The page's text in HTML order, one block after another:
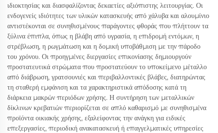
ιδιοκτησίας και διασφαλίζοντας δεκαετίες αξιόπιστης λειτουργίας. Οι
ενδογενείς ιδιότητες των υλικών κατασκευής από χάλυβα και αλουμίνιο
αντιστέκονται σε συνηθισμένους παράγοντες φθοράς που πλήττουν τα
ξύλινα έπιπλα, όπως η βλάβη από υγρασία, η επιδρομή εντόμων, η
στρέβλωση, η ρωγμάτωση και η δομική υποβάθμιση με την πάροδο
του χρόνου. Οι προηγμένες διεργασίες επικονίασης δημιουργούν
προστατευτικά στρώματα που προστατεύουν το υποκείμενο μέταλλο
από διάβρωση, γρατσουνιές και περιβαλλοντικές βλάβες, διατηρώντας
τη σταθερή εμφάνιση και τα χαρακτηριστικά απόδοσης κατά τη
διάρκεια μακρών περιόδων χρήσης. Η συντήρηση των μεταλλικών
δίκλινων κρεβατιών περιορίζεται σε απλό καθαρισμό με συνηθισμένα
προϊόντα οικιακής χρήσης, εξαλείφοντας την ανάγκη για ειδικές
επεξεργασίες, περιοδική ανακατασκευή ή επαγγελματικές υπηρεσίες